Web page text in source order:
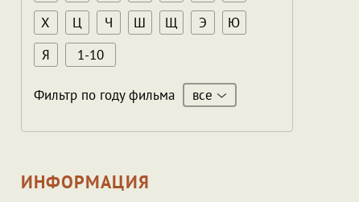
Х
Ц Ч Ш Щ Э
Ю
Я
1-10
Фильтр по году фильма все
ИНФОРМАЦИЯ